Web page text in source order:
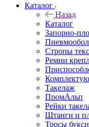
Каталог
Назад
Каталог
Запорно-
Стропы
Ремни
Такелаж
ПромАльп
Рейки
Штанги и
Тросы